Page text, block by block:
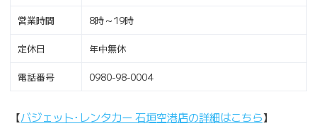
営業時間 8時～19時
定休日 年中無休
電話番号 0980-98-0004
【バジェット･レンタカー 石垣空港店の詳細はこちら】